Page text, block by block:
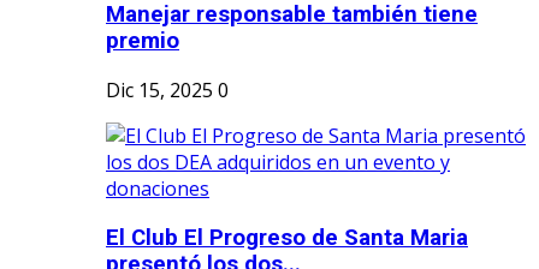
Manejar responsable también tiene
premio
Dic 15, 2025 0
El Club El Progreso de Santa Maria